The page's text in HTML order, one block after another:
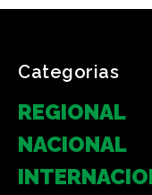
Categorias
REGIONAL
NACIONAL